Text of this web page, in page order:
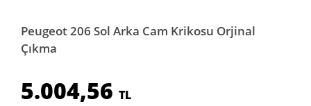
Peugeot 206 Sol Arka Cam Krikosu Orjinal
Çıkma
5.004,56 TL